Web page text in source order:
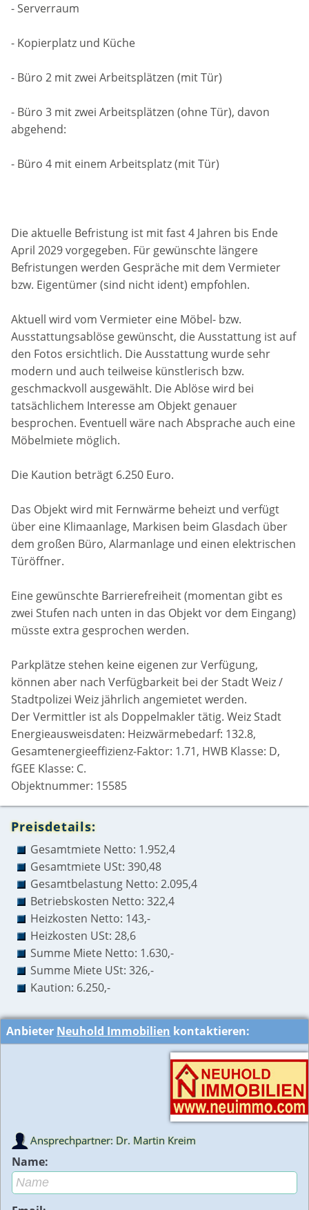
- Serverraum
- Kopierplatz und Küche
- Büro 2 mit zwei Arbeitsplätzen (mit Tür)
- Büro 3 mit zwei Arbeitsplätzen (ohne Tür), davon
abgehend:
- Büro 4 mit einem Arbeitsplatz (mit Tür)
Die aktuelle Befristung ist mit fast 4 Jahren bis Ende
April 2029 vorgegeben. Für gewünschte längere
Befristungen werden Gespräche mit dem Vermieter
bzw. Eigentümer (sind nicht ident) empfohlen.
Aktuell wird vom Vermieter eine Möbel- bzw.
Ausstattungsablöse gewünscht, die Ausstattung ist auf
den Fotos ersichtlich. Die Ausstattung wurde sehr
modern und auch teilweise künstlerisch bzw.
geschmackvoll ausgewählt. Die Ablöse wird bei
tatsächlichem Interesse am Objekt genauer
besprochen. Eventuell wäre nach Absprache auch eine
Möbelmiete möglich.
Die Kaution beträgt 6.250 Euro.
Das Objekt wird mit Fernwärme beheizt und verfügt
über eine Klimaanlage, Markisen beim Glasdach über
dem großen Büro, Alarmanlage und einen elektrischen
Türöffner.
Eine gewünschte Barrierefreiheit (momentan gibt es
zwei Stufen nach unten in das Objekt vor dem Eingang)
müsste extra gesprochen werden.
Parkplätze stehen keine eigenen zur Verfügung,
können aber nach Verfügbarkeit bei der Stadt Weiz /
Stadtpolizei Weiz jährlich angemietet werden.
Der Vermittler ist als Doppelmakler tätig. Weiz Stadt
Energieausweisdaten: Heizwärmebedarf: 132.8,
Gesamtenergieeffizienz-Faktor: 1.71, HWB Klasse: D,
fGEE Klasse: C.
Objektnummer: 15585
Preisdetails:
Gesamtmiete Netto: 1.952,4
Gesamtmiete USt: 390,48
Gesamtbelastung Netto: 2.095,4
Betriebskosten Netto: 322,4
Heizkosten Netto: 143,-
Heizkosten USt: 28,6
Summe Miete Netto: 1.630,-
Summe Miete USt: 326,-
Kaution: 6.250,-
Anbieter Neuhold Immobilien kontaktieren:
Ansprechpartner: Dr. Martin Kreim
Name: